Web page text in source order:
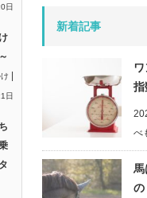
日
日
新着記事
指
べ
馬
の